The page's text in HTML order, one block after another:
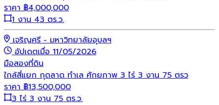
ราคา ฿4,000,000
1 งาน 43 ตร.ว.
เจริญศรี - มหาวิทยาลัยอุบลฯ
อัปเดตเมื่อ 11/05/2026
มือสองที่ดิน
ใกล้สี่แยก กุดลาด ทำเล ศักยภาพ 3 ไร่ 3 งาน 75 ตรว
ราคา ฿13,500,000
3 ไร่ 3 งาน 75 ตร.ว.